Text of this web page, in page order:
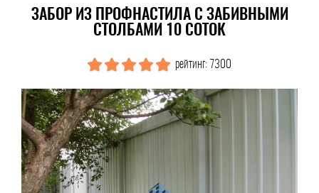
ЗАБОР ИЗ ПРОФНАСТИЛА С ЗАБИВНЫМИ
СТОЛБАМИ 10 СОТОК
рейтинг: 7300